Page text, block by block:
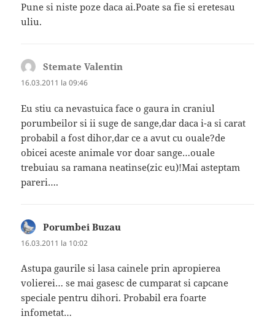
Pune si niste poze daca ai.Poate sa fie si eretesau
uliu.
Stemate Valentin
16.03.2011 la 09:46
Eu stiu ca nevastuica face o gaura in craniul
porumbeilor si ii suge de sange,dar daca i-a si carat
probabil a fost dihor,dar ce a avut cu ouale?de
obicei aceste animale vor doar sange…ouale
trebuiau sa ramana neatinse(zic eu)!Mai asteptam
pareri….
Porumbei Buzau
16.03.2011 la 10:02
Astupa gaurile si lasa cainele prin apropierea
volierei… se mai gasesc de cumparat si capcane
speciale pentru dihori. Probabil era foarte
infometat…